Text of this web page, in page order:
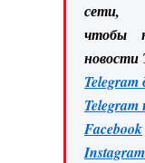
сети,
чтобы
новости
Facebook
Instagram